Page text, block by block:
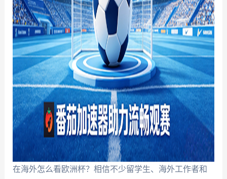
在海外怎么看欧洲杯？相信不少留学生、海外工作者和